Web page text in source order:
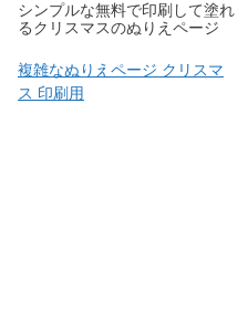
シンプルな無料で印刷して塗れ
るクリスマスのぬりえページ
複雑なぬりえページ クリスマ
ス 印刷用